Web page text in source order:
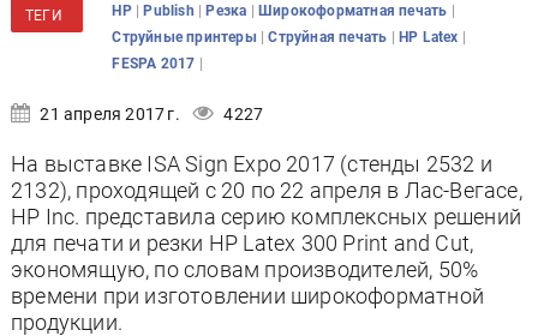
ТЕГИ HP |Publish |Резка |Широкоформатная печать |
Струйные принтеры |Струйная печать |HP Latex |
FESPA 2017 |
21 апреля 2017 г. 4227
На выставке ISA Sign Expo 2017 (стенды 2532 и
2132), проходящей с 20 по 22 апреля в Лас-Вегасе,
HP Inc. представила серию комплексных решений
для печати и резки HP Latex 300 Print and Cut,
экономящую, по словам производителей, 50%
времени при изготовлении широкоформатной
продукции.